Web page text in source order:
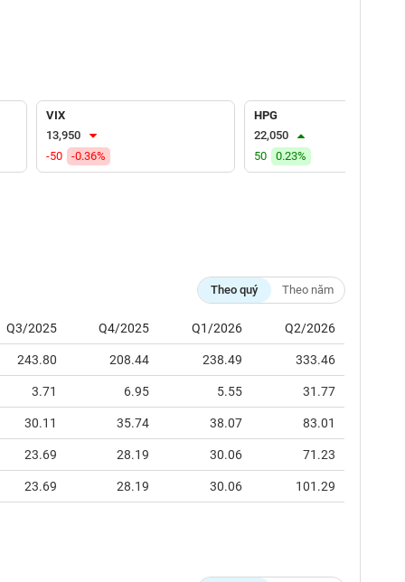
VIX
13,950
-50
-0.36%
HPG
22,050
50
0.23%
Theo quý Theo năm
Q3/2025 Q4/2025 Q1/2026 Q2/2026
243.80 208.44 238.49 333.46
3.71 6.95 5.55 31.77
30.11 35.74 38.07 83.01
23.69 28.19 30.06 71.23
23.69 28.19 30.06 101.29